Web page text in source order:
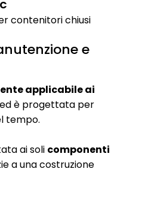
contenitori chiusi
e
applicabile ai
ed è progettata per
tempo.
ai soli componenti
a una costruzione